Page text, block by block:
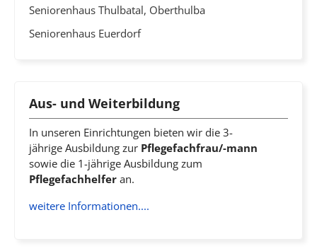
Seniorenhaus Thulbatal, Oberthulba
Seniorenhaus Euerdorf
Aus- und Weiterbildung
In unseren Einrichtungen bieten wir die 3-
jährige Ausbildung zur Pflegefachfrau/-mann
sowie die 1-jährige Ausbildung zum
Pflegefachhelfer an.
weitere Informationen....